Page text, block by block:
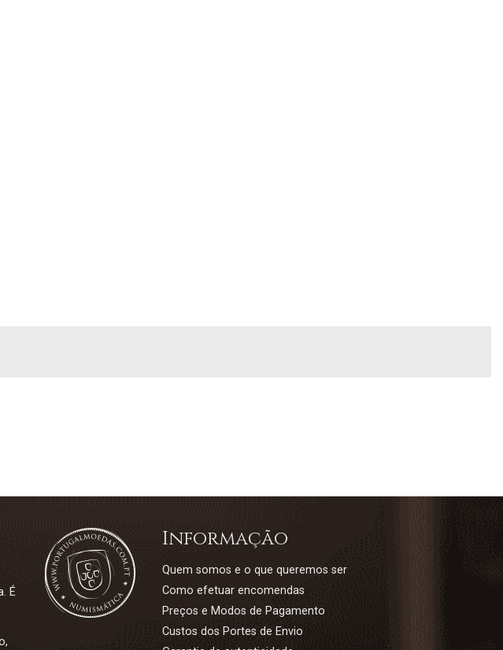
É
Informação
Quem somos e o que queremos ser
Como efetuar encomendas
Preços e Modos de Pagamento
Custos dos Portes de Envio